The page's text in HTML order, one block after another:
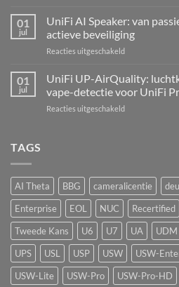
voor
inbraaksensoren
G2:
de
eerste
hardware-
refresh
de
01
jul
UniFi AI Speaker: van
actieve beveiliging
Reacties uitgeschakeldvoor
Speaker:
van
passief
01
jul
UniFi UP-AirQuality:
vape-detectie voor UniFi
Reacties uitgeschakeldvoor
vape-
detectie
voor
UniFi
Protect
TAGS
AI Theta BBG cameralicentie
Enterprise
EOL NUC Recertified
Tweede Kans
U6 U7 UA UDM
UPS
USL USP USW USW-
USW-Lite
USW-Pro USW-Pro-HD